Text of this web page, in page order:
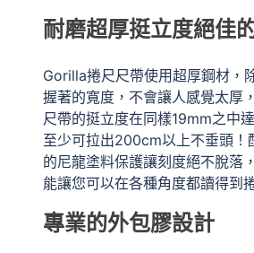
耐磨超厚挺立度絕佳
Gorilla捲尺尺帶使用超厚鋼材，
握著的寬度，不會讓人感覺太厚
尺帶的挺立度在同樣19mm之中
至少可拉出200cm以上不垂頭！
的尼龍塗料保護讓刻度絕不脫落
能讓您可以在各種角度都讀得到
專業的外包膠設計